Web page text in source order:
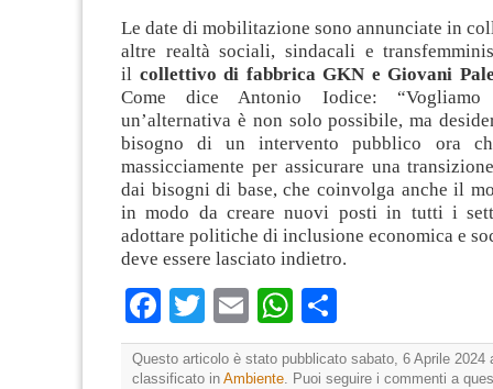
Le date di mobilitazione sono annunciate in
altre realtà sociali, sindacali e
il collettivo di fabbrica GKN e Giovani
Come dice Antonio Iodice: “Vogliamo
un’alternativa è non solo possibile, ma
bisogno di un intervento pubblico ora
massicciamente per assicurare una
dai bisogni di base, che coinvolga anche il
in modo da creare nuovi posti in tutti i
adottare politiche di inclusione economica e
deve essere lasciato indietro.
Facebook
TwitterEmailWhatsApp
Questo articolo è stato pubblicato sabato, 6 Aprile 2024
classificato in Ambiente. Puoi seguire i commenti a